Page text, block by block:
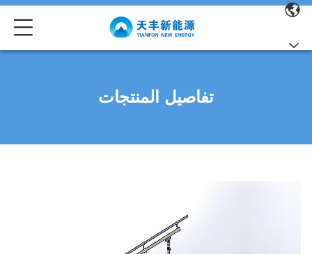
تفاصيل المنتجات